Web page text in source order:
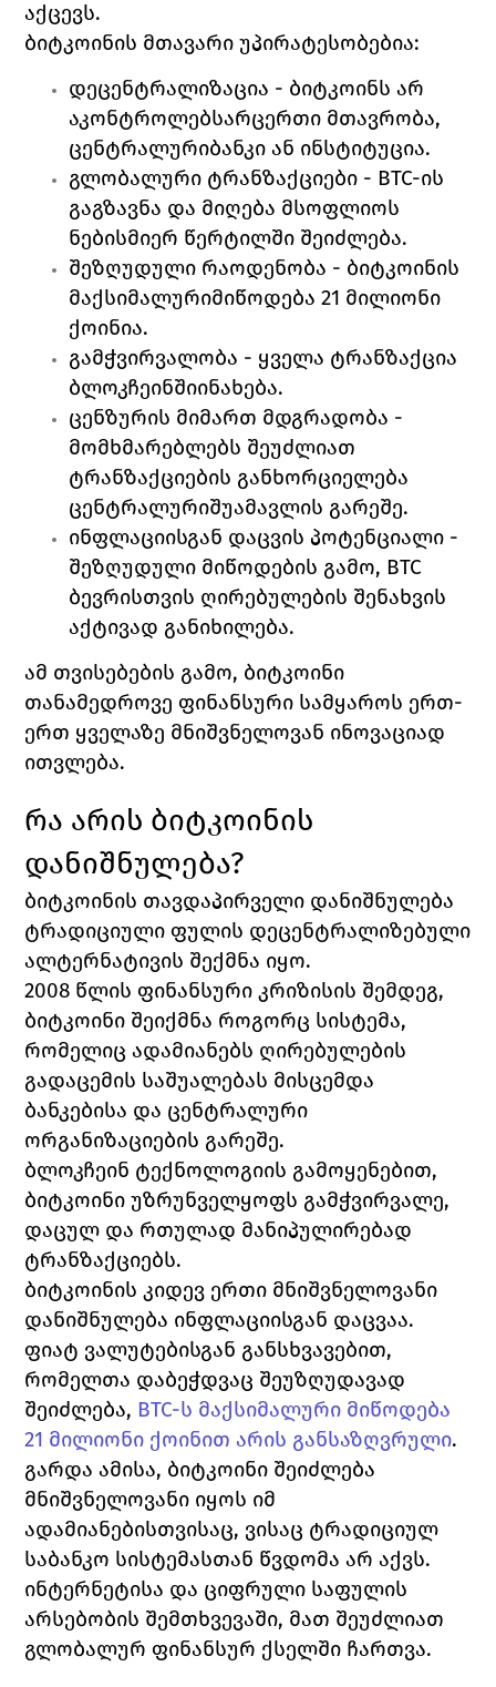
აქცევს.
ბიტკოინის მთავარი უპირატესობებია:
დეცენტრალიზაცია - ბიტკოინს არ
აკონტროლებსარცერთი მთავრობა,
ცენტრალურიბანკი ან ინსტიტუცია.
გლობალური ტრანზაქციები - BTC-ის
გაგზავნა და მიღება მსოფლიოს
ნებისმიერ წერტილში შეიძლება.
შეზღუდული რაოდენობა - ბიტკოინის
მაქსიმალურიმიწოდება 21 მილიონი
ქოინია.
გამჭვირვალობა - ყველა ტრანზაქცია
ბლოკჩეინშიინახება.
ცენზურის მიმართ მდგრადობა -
მომხმარებლებს შეუძლიათ
ტრანზაქციების განხორციელება
ცენტრალურიშუამავლის გარეშე.
ინფლაციისგან დაცვის პოტენციალი -
შეზღუდული მიწოდების გამო, BTC
ბევრისთვის ღირებულების შენახვის
აქტივად განიხილება.
ამ თვისებების გამო, ბიტკოინი
თანამედროვე ფინანსური სამყაროს ერთ-
ერთ ყველაზე მნიშვნელოვან ინოვაციად
ითვლება.
რა არის ბიტკოინის
დანიშნულება?
ბიტკოინის თავდაპირველი დანიშნულება
ტრადიციული ფულის დეცენტრალიზებული
ალტერნატივის შექმნა იყო.
2008 წლის ფინანსური კრიზისის შემდეგ,
ბიტკოინი შეიქმნა როგორც სისტემა,
რომელიც ადამიანებს ღირებულების
გადაცემის საშუალებას მისცემდა
ბანკებისა და ცენტრალური
ორგანიზაციების გარეშე.
ბლოკჩეინ ტექნოლოგიის გამოყენებით,
ბიტკოინი უზრუნველყოფს გამჭვირვალე,
დაცულ და რთულად მანიპულირებად
ტრანზაქციებს.
ბიტკოინის კიდევ ერთი მნიშვნელოვანი
დანიშნულება ინფლაციისგან დაცვაა.
ფიატ ვალუტებისგან განსხვავებით,
რომელთა დაბეჭდვაც შეუზღუდავად
შეიძლება, BTC-ს მაქსიმალური მიწოდება
21 მილიონი ქოინით არის განსაზღვრული.
გარდა ამისა, ბიტკოინი შეიძლება
მნიშვნელოვანი იყოს იმ
ადამიანებისთვისაც, ვისაც ტრადიციულ
საბანკო სისტემასთან წვდომა არ აქვს.
ინტერნეტისა და ციფრული საფულის
არსებობის შემთხვევაში, მათ შეუძლიათ
გლობალურ ფინანსურ ქსელში ჩართვა.